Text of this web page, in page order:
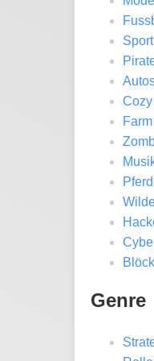
Sport
Cozy
Genre